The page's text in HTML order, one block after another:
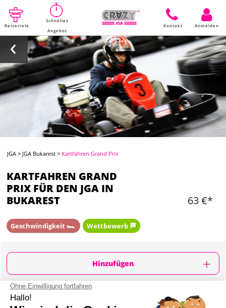
Reiseziele
Schnelles
Angebot
Kontakt Anmelden
JGA > JGA Bukarest > Kartfahren Grand Prix
KARTFAHREN GRAND
PRIX FÜR DEN JGA IN
BUKAREST
63 €*
Geschwindigkeit 🏎️ Wettbewerb 🏁
Hinzufügen
WAS IST ENTHALTEN?